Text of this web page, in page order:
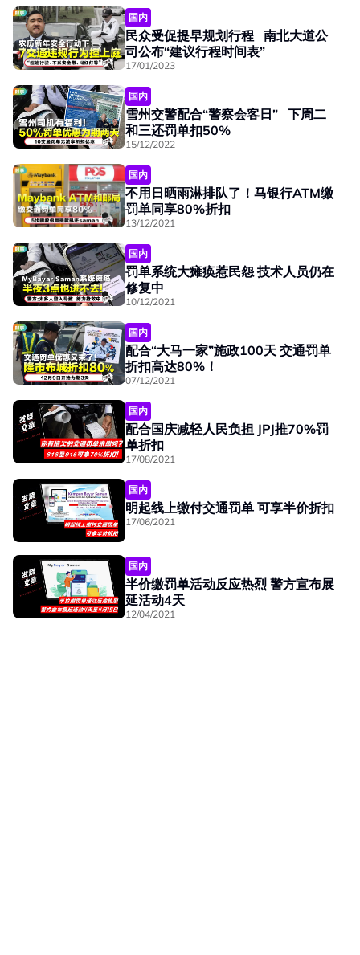
国内
民众受促提早规划行程 南北大道公
司公布“建议行程时间表”
17/01/2023
国内
雪州交警配合“警察会客日” 下周二
和三还罚单扣50%
15/12/2022
国内
不用日晒雨淋排队了！马银行ATM缴
罚单同享80%折扣
13/12/2021
国内
罚单系统大瘫痪惹民怨 技术人员仍在
修复中
10/12/2021
国内
配合“大马一家”施政100天 交通罚单
折扣高达80%！
07/12/2021
国内
配合国庆减轻人民负担 JPJ推70%罚
单折扣
17/08/2021
国内
明起线上缴付交通罚单 可享半价折扣
17/06/2021
国内
半价缴罚单活动反应热烈 警方宣布展
延活动4天
12/04/2021